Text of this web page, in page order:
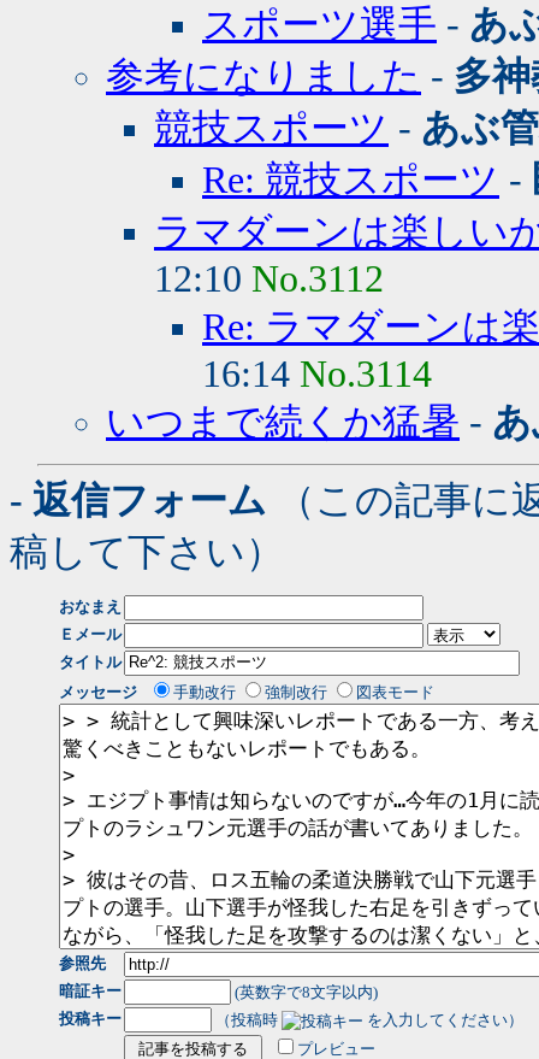
スポーツ選手 - あ
参考になりました - 多
競技スポーツ - あぶ
Re: 競技スポーツ -
ラマダーンは楽しい
12:10 No.3112
Re: ラマダーンは
16:14 No.3114
いつまで続くか猛暑 -
- 返信フォーム （この記事に
稿して下さい）
おなまえ
Ｅメール
タイトル
メッセージ
手動改行 強制改行 図表モード
参照先
暗証キー
(英数字で8文字以内)
投稿キー
（投稿時
を入力してください）
プレビュー